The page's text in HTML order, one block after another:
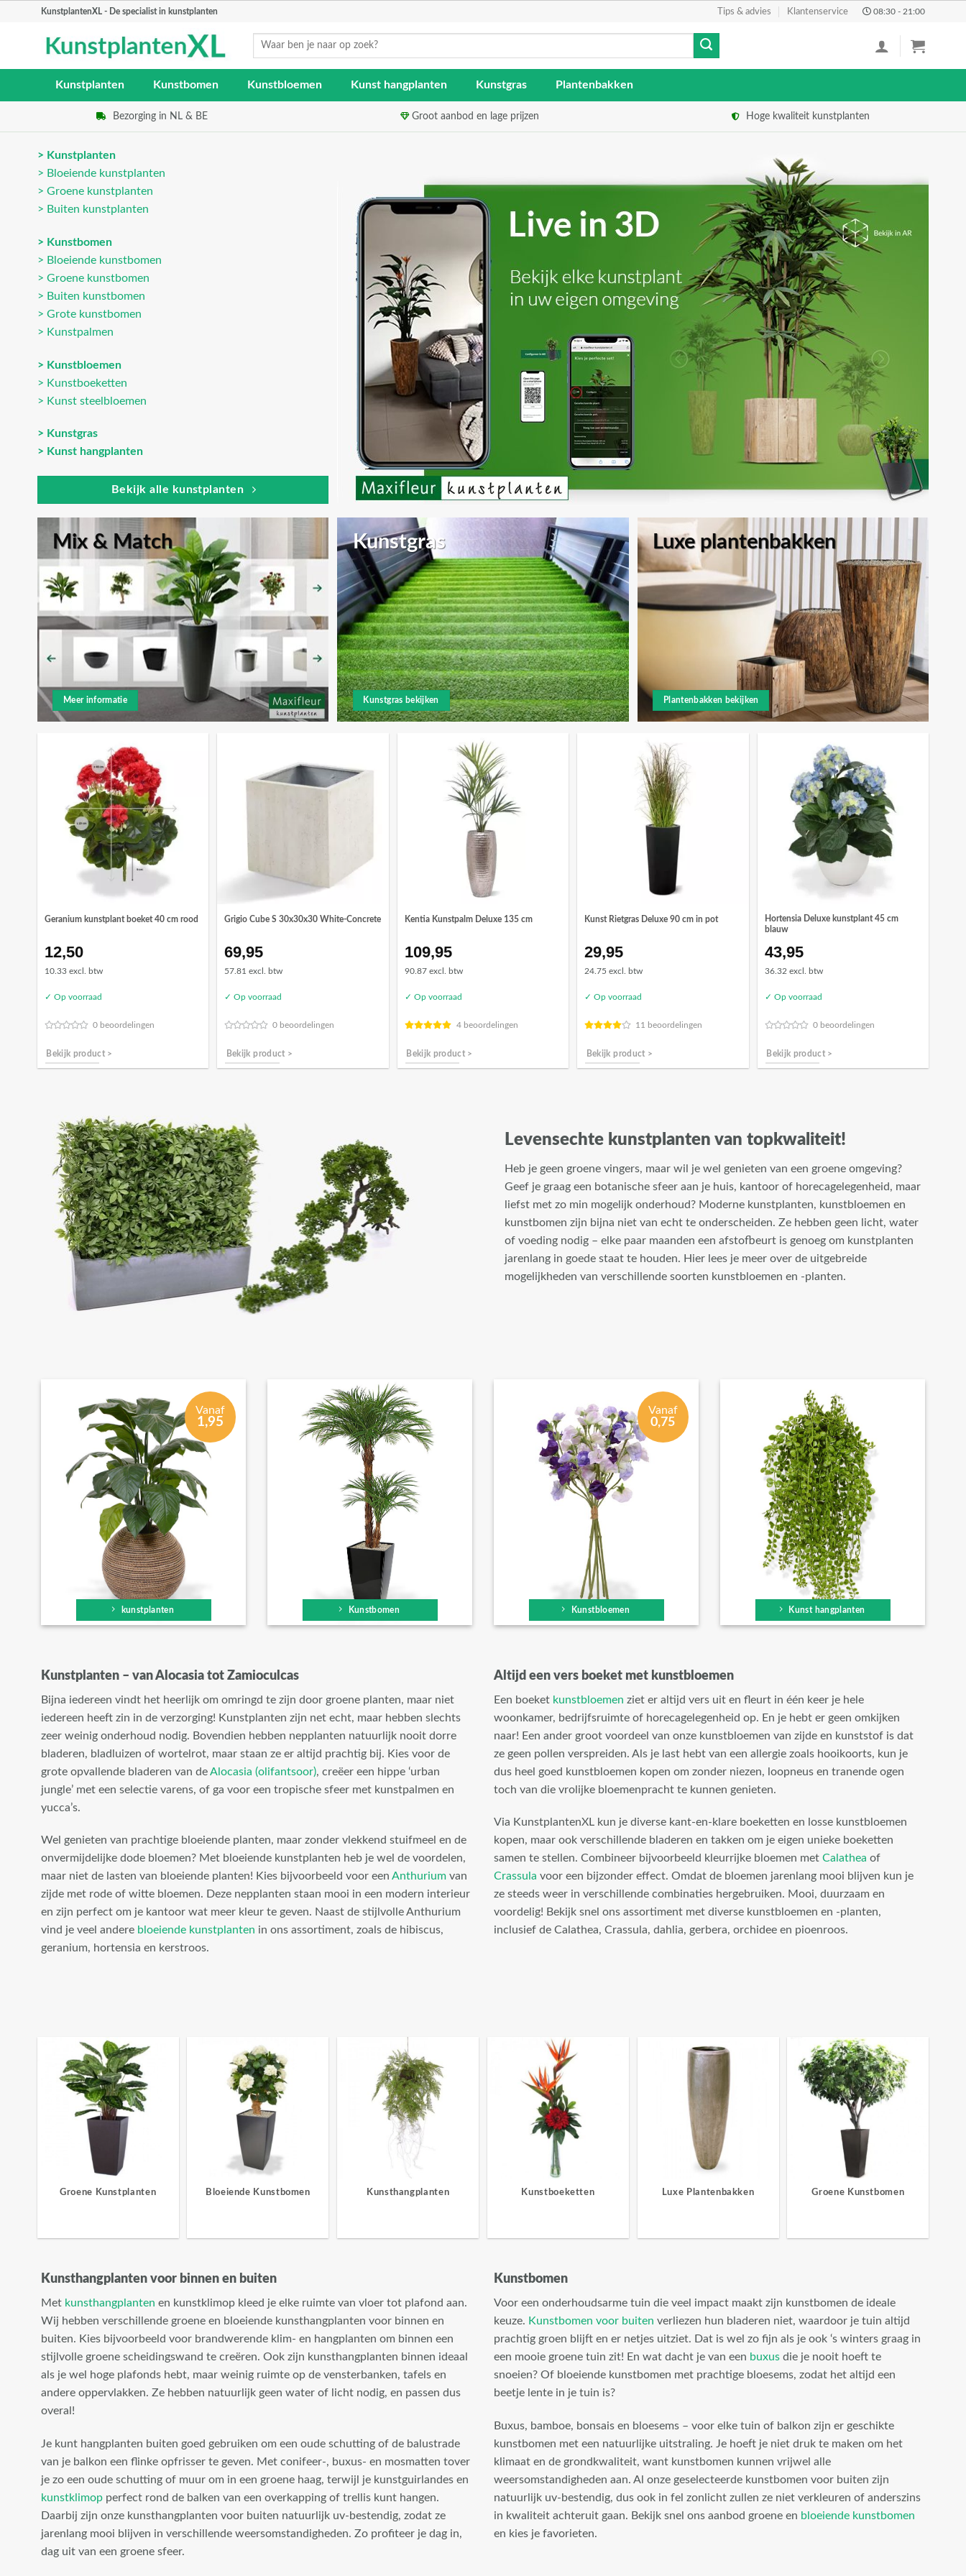
KunstplantenXL - De specialist in kunstplanten Tips & advies Klantenservice 08:30 - 21:00
Zoeken
Kunstplanten Kunstbomen Kunstbloemen Kunst hangplanten Kunstgras Plantenbakken
Bezorging in NL & BE Groot aanbod en lage prijzen Hoge kwaliteit kunstplanten
> Kunstplanten
> Bloeiende kunstplanten
> Groene kunstplanten
> Buiten kunstplanten
> Kunstbomen
> Bloeiende kunstbomen
> Groene kunstbomen
> Buiten kunstbomen
> Grote kunstbomen
> Kunstpalmen
> Kunstbloemen
> Kunstboeketten
> Kunst steelbloemen
> Kunstgras
> Kunst hangplanten
Bekijk alle kunstplanten
Mix & Match
Meer informatie
Kunstgras
Kunstgras bekijken
Luxe plantenbakken
Plantenbakken bekijken
Geranium kunstplant boeket 40 cm rood
12,50
10.33 excl. btw
✓ Op voorraad
0 beoordelingen
Bekijk product >
Grigio Cube S 30x30x30 White-Concrete
69,95
57.81 excl. btw
✓ Op voorraad
0 beoordelingen
Bekijk product >
Kentia Kunstpalm Deluxe 135 cm
109,95
90.87 excl. btw
✓ Op voorraad
4 beoordelingen
Bekijk product >
Kunst Rietgras Deluxe 90 cm in pot
29,95
24.75 excl. btw
✓ Op voorraad
11 beoordelingen
Bekijk product >
Hortensia Deluxe kunstplant 45 cm
blauw
43,95
36.32 excl. btw
✓ Op voorraad
0 beoordelingen
Bekijk product >
Levensechte kunstplanten van topkwaliteit!
Heb je geen groene vingers, maar wil je wel genieten van een groene omgeving?
Geef je graag een botanische sfeer aan je huis, kantoor of horecagelegenheid, maar
liefst met zo min mogelijk onderhoud? Moderne kunstplanten, kunstbloemen en
kunstbomen zijn bijna niet van echt te onderscheiden. Ze hebben geen licht, water
of voeding nodig – elke paar maanden een afstofbeurt is genoeg om kunstplanten
jarenlang in goede staat te houden. Hier lees je meer over de uitgebreide
mogelijkheden van verschillende soorten kunstbloemen en -planten.
Vanaf
1,95
kunstplanten Kunstbomen
Vanaf
0,75
Kunstbloemen Kunst hangplanten
Kunstplanten – van Alocasia tot Zamioculcas
Bijna iedereen vindt het heerlijk om omringd te zijn door groene planten, maar niet
iedereen heeft zin in de verzorging! Kunstplanten zijn net echt, maar hebben slechts
zeer weinig onderhoud nodig. Bovendien hebben nepplanten natuurlijk nooit dorre
bladeren, bladluizen of wortelrot, maar staan ze er altijd prachtig bij. Kies voor de
grote opvallende bladeren van deAlocasia (olifantsoor), creëer een hippe ‘urban
jungle’ met een selectie varens, of ga voor een tropische sfeer met kunstpalmen en
yucca’s.
Wel genieten van prachtige bloeiende planten, maar zonder vlekkend stuifmeel en de
onvermijdelijke dode bloemen? Met bloeiende kunstplanten heb je wel de voordelen,
maar niet de lasten van bloeiende planten! Kies bijvoorbeeld voor een Anthurium van
zijde met rode of witte bloemen. Deze nepplanten staan mooi in een modern interieur
en zijn perfect om je kantoor wat meer kleur te geven. Naast de stijlvolle Anthurium
vind je veel andere bloeiende kunstplanten in ons assortiment, zoals de hibiscus,
geranium, hortensia en kerstroos.
Altijd een vers boeket met kunstbloemen
Een boeket kunstbloemen ziet er altijd vers uit en fleurt in één keer je hele
woonkamer, bedrijfsruimte of horecagelegenheid op. En je hebt er geen omkijken
naar! Een ander groot voordeel van onze kunstbloemen van zijde en kunststof is dat
ze geen pollen verspreiden. Als je last hebt van een allergie zoals hooikoorts, kun je
dus heel goed kunstbloemen kopen om zonder niezen, loopneus en tranende ogen
toch van die vrolijke bloemenpracht te kunnen genieten.
Via KunstplantenXL kun je diverse kant-en-klare boeketten en losse kunstbloemen
kopen, maar ook verschillende bladeren en takken om je eigen unieke boeketten
samen te stellen. Combineer bijvoorbeeld kleurrijke bloemen met Calathea of
Crassula voor een bijzonder effect. Omdat de bloemen jarenlang mooi blijven kun je
ze steeds weer in verschillende combinaties hergebruiken. Mooi, duurzaam en
voordelig! Bekijk snel ons assortiment met diverse kunstbloemen en -planten,
inclusief de Calathea, Crassula, dahlia, gerbera, orchidee en pioenroos.
Groene Kunstplanten Bloeiende Kunstbomen Kunsthangplanten Kunstboeketten Luxe Plantenbakken Groene Kunstbomen
Kunsthangplanten voor binnen en buiten
Met kunsthangplanten en kunstklimop kleed je elke ruimte van vloer tot plafond aan.
Wij hebben verschillende groene en bloeiende kunsthangplanten voor binnen en
buiten. Kies bijvoorbeeld voor brandwerende klim- en hangplanten om binnen een
stijlvolle groene scheidingswand te creëren. Ook zijn kunsthangplanten binnen ideaal
als je wel hoge plafonds hebt, maar weinig ruimte op de vensterbanken, tafels en
andere oppervlakken. Ze hebben natuurlijk geen water of licht nodig, en passen dus
overal!
Je kunt hangplanten buiten goed gebruiken om een oude schutting of de balustrade
van je balkon een flinke opfrisser te geven. Met conifeer-, buxus- en mosmatten tover
je zo een oude schutting of muur om in een groene haag, terwijl je kunstguirlandes en
kunstklimop perfect rond de balken van een overkapping of trellis kunt hangen.
Daarbij zijn onze kunsthangplanten voor buiten natuurlijk uv-bestendig, zodat ze
jarenlang mooi blijven in verschillende weersomstandigheden. Zo profiteer je dag in,
dag uit van een groene sfeer.
Kunstbomen
Voor een onderhoudsarme tuin die veel impact maakt zijn kunstbomen de ideale
keuze. Kunstbomen voor buiten verliezen hun bladeren niet, waardoor je tuin altijd
prachtig groen blijft en er netjes uitziet. Dat is wel zo fijn als je ook ‘s winters graag in
een mooie groene tuin zit! En wat dacht je van een buxus die je nooit hoeft te
snoeien? Of bloeiende kunstbomen met prachtige bloesems, zodat het altijd een
beetje lente in je tuin is?
Buxus, bamboe, bonsais en bloesems – voor elke tuin of balkon zijn er geschikte
kunstbomen met een natuurlijke uitstraling. Je hoeft je niet druk te maken om het
klimaat en de grondkwaliteit, want kunstbomen kunnen vrijwel alle
weersomstandigheden aan. Al onze geselecteerde kunstbomen voor buiten zijn
natuurlijk uv-bestendig, dus ook in fel zonlicht zullen ze niet verkleuren of anderszins
in kwaliteit achteruit gaan. Bekijk snel ons aanbod groene en bloeiende kunstbomen
en kies je favorieten.